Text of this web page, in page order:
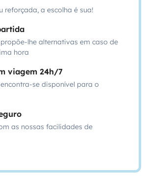
reforçada, a escolha é sua!
lhe alternativas em caso de
hora
viagem 24h/7
se disponível para o
as nossas facilidades de